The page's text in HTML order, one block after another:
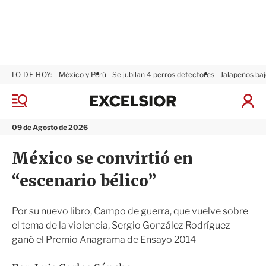
M
n
09 de Agosto de 2026
LO DE HOY: México y Perú Se jubilan 4 perros detectores Jalapeños
I
s
x
i
México se convirtió en
“escenario bélico”
Por su nuevo libro, Campo de guerra, que vuelve sobre
el tema de la violencia, Sergio González Rodríguez
ganó el Premio Anagrama de Ensayo 2014